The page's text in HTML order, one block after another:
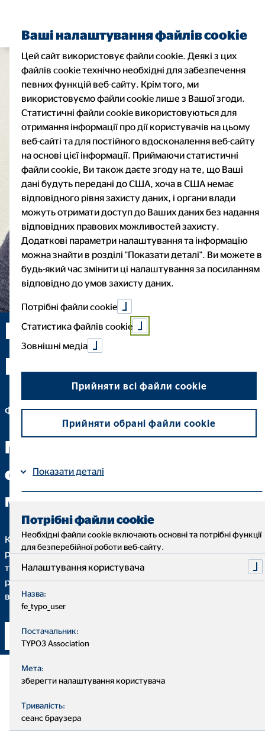
Роман Тереня — м.
Полтава
Фінансовий Радник ТОВ 'ОВБ Алфінанц Україна'
Ми розмовляємо з Вами
однаковою зрозумілою
мовою
Коли річ йде про фінансові поради, найважливішим є
розуміння кожного кроку, який має бути зроблений. Саме
тому ми детально пояснюємо Вам, чому ми
рекомендуємо певне фінансове рішення та в якій мірі
воно відповідає Вам та Вашим індивідуальним потребам.
Встановити контакт
Ваші налаштування файлів cookie
Цей сайт використовує файли cookie. Деякі з цих
файлів cookie технічно необхідні для забезпечення
певних функцій веб-сайту. Крім того, ми
використовуємо файли cookie лише з Вашої згоди.
Статистичні файли cookie використовуються для
отримання інформації про дії користувачів на цьому
веб-сайті та для постійного вдосконалення веб-сайту
на основі цієї інформації. Приймаючи статистичні
файли cookie, Ви також даєте згоду на те, що Ваші
дані будуть передані до США, хоча в США немає
відповідного рівня захисту даних, і органи влади
можуть отримати доступ до Ваших даних без надання
відповідних правових можливостей захисту.
Додаткові параметри налаштування та інформацію
можна знайти в розділі "Показати деталі". Ви можете в
будь-який час змінити ці налаштування за посиланням
відповідно до умов захисту даних.
Потрібні файли cookie
Статистика файлів cookie
Зовнішні медіа
Прийняти всі файли cookie
Прийняти обрані файли cookie
Показати деталі
Потрібні файли cookie
Необхідні файли cookie включають основні та потрібні функції
для безперебійної роботи веб-сайту.
Налаштування користувача
Назва:
fe_typo_user
Постачальник:
TYPO3 Association
Мета:
зберегти налаштування користувача
Тривалість:
сеанс браузера